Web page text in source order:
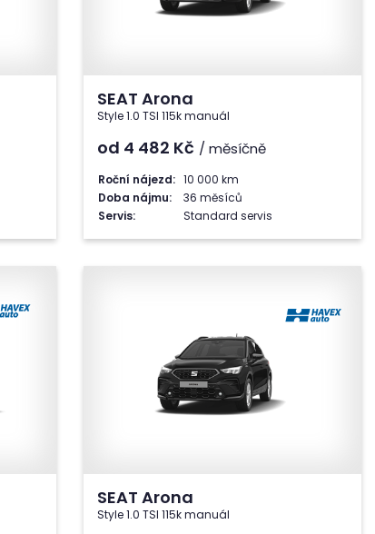
SEAT Arona
Style 1.0 TSI 115k manuál
od 4 482 Kč / měsíčně
Roční nájezd: 10 000 km
Doba nájmu:
36 měsíců
Servis:
Standard servis
SEAT Arona
Style 1.0 TSI 115k manuál